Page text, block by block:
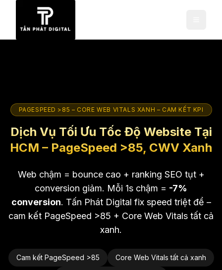
PAGESPEED >85 – CORE WEB VITALS XANH – CAM KẾT KPI
Dịch Vụ Tối Ưu Tốc Độ Website Tại
HCM – PageSpeed >85, CWV Xanh
Web chậm = bounce cao + ranking SEO tụt +
conversion giảm. Mỗi 1s chậm = -7%
conversion. Tấn Phát Digital fix speed triệt để –
cam kết PageSpeed >85 + Core Web Vitals tất cả
xanh.
Cam kết PageSpeed >85 Core Web Vitals tất cả xanh